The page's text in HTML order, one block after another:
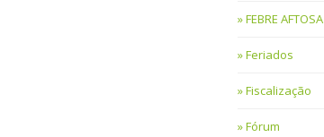
FEBRE AFTOSA
Feriados
Fiscalização
Fórum